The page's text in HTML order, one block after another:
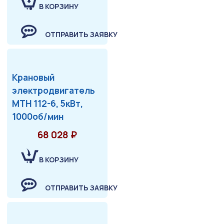
В КОРЗИНУ
ОТПРАВИТЬ ЗАЯВКУ
Крановый
электродвигатель
МТН 112-6, 5кВт,
1000об/мин
68 028 ₽
В КОРЗИНУ
ОТПРАВИТЬ ЗАЯВКУ